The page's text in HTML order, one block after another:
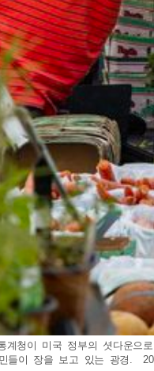
계청이 미국 정부의 셧다운
들이 장을 보고 있는 광경.